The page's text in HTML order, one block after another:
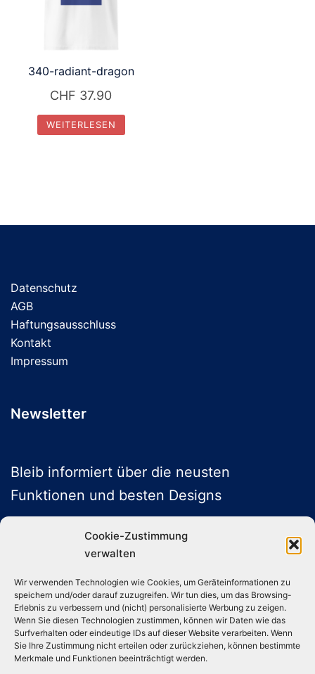
Cookie-Zustimmung
verwalten
Wir verwenden Technologien wie Cookies, um Geräteinformationen zu
speichern und/oder darauf zuzugreifen. Wir tun dies, um das Browsing-
Erlebnis zu verbessern und (nicht) personalisierte Werbung zu zeigen.
Wenn Sie diesen Technologien zustimmen, können wir Daten wie das
Surfverhalten oder eindeutige IDs auf dieser Website verarbeiten. Wenn
Sie Ihre Zustimmung nicht erteilen oder zurückziehen, können bestimmte
Merkmale und Funktionen beeinträchtigt werden.
340-radiant-dragon
CHF 37.90
WEITERLESEN
Datenschutz
AGB
Haftungsausschluss
Kontakt
Impressum
Newsletter
Bleib informiert über die neusten
Funktionen und besten Designs
ABONNIEREN
Folge uns auf Social Media